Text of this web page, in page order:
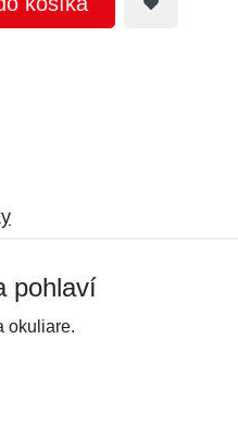
pohlaví
okuliare.